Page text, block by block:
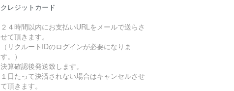
クレジットカード
２４時間以内にお支払いURLをメールで送らさ
せて頂きます。
（リクルートIDのログインが必要になりま
す。）
決算確認後発送致します。
１日たって決済されない場合はキャンセルさせ
て頂きます。